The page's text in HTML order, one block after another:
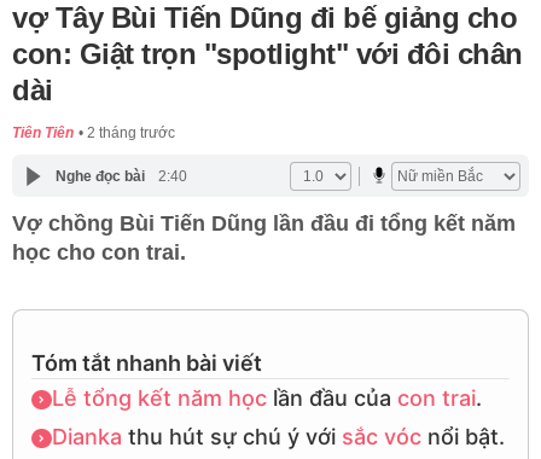
vợ Tây Bùi Tiến Dũng đi bế giảng cho
con: Giật trọn "spotlight" với đôi chân
dài
Tiên Tiên 2 tháng trước
Nghe đọc bài 2:40
Vợ chồng Bùi Tiến Dũng lần đầu đi tổng kết năm
học cho con trai.
Tóm tắt nhanh bài viết
Lễ tổng kết năm họclần đầu của con trai.
Dianka thu hút sự chú ý với sắc vócnổi bật.